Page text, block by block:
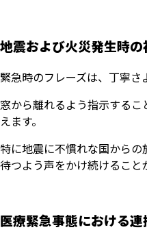
地震および火災発生時
緊急時のフレーズは、丁寧
窓から離れるよう指示する
えます。
特に地震に不慣れな国から
待つよう声をかけ続けること
医療緊急事態における連